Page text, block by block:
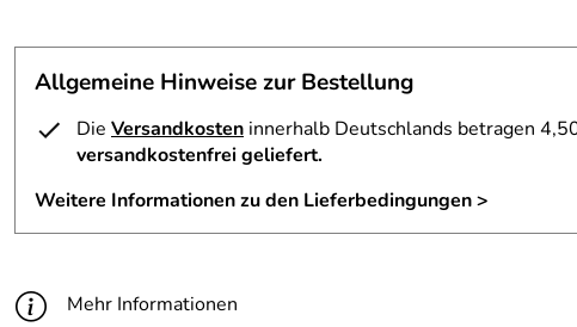
Allgemeine Hinweise zur Bestellung
Die Versandkosten innerhalb Deutschlands betragen
versandkostenfrei geliefert.
Weitere Informationen zu den Lieferbedingungen >
Mehr Informationen